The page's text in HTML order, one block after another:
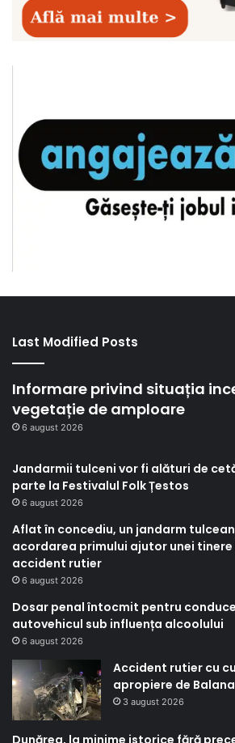
Last Modified Posts
Informare privind situația
vegetație de amploare
6 august 2026
Jandarmii tulceni vor fi alături de
parte la Festivalul Folk Țestos
6 august 2026
Aflat în concediu, un jandarm
acordarea primului ajutor unei
accident rutier
6 august 2026
Dosar penal întocmit pentru
autovehicul sub influența alcoolului
6 august 2026
Accident rutier cu
apropiere de
3 august 2026
Dunărea, la minime istorice fără